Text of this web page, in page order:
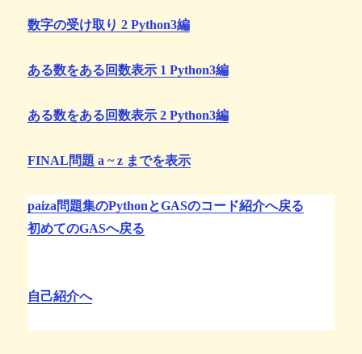
数字の受け取り 2 Python3編
ある数をある回数表示 1 Python3編
ある数をある回数表示 2 Python3編
FINAL問題 a ~ z までを表示
paiza問題集のPythonとGASのコード紹介へ戻る
初めてのGASへ戻る
自己紹介へ